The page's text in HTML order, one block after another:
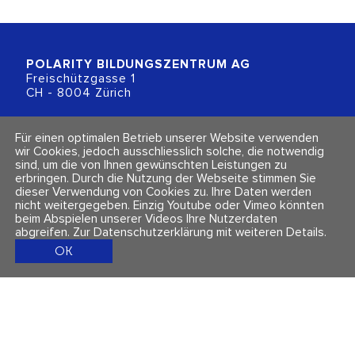
POLARITY BILDUNGSZENTRUM AG
Freischützgasse 1
CH - 8004 Zürich
+41 (0)44 218 80 80
info@polarity.ch
Kontakt & Info
Newsletter
Impressum & Datenschutz
AGBs
Folge uns
Für einen optimalen Betrieb unserer Website verwenden
wir Cookies, jedoch ausschliesslich solche, die notwendig
sind, um die von Ihnen gewünschten Leistungen zu
erbringen. Durch die Nutzung der Webseite stimmen Sie
dieser Verwendung von Cookies zu. Ihre Daten werden
nicht weitergegeben. Einzig Youtube oder Vimeo könnten
beim Abspielen unserer Videos Ihre Nutzerdaten
abgreifen. Zur Datenschutzerklärung mit weiteren Details.
OK